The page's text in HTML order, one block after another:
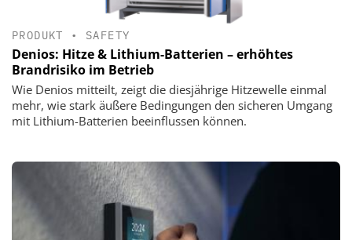
PRODUKT • SAFETY
Denios: Hitze & Lithium-Batterien – erhöhtes
Brandrisiko im Betrieb
Wie Denios mitteilt, zeigt die diesjährige Hitzewelle einmal
mehr, wie stark äußere Bedingungen den sicheren Umgang
mit Lithium-Batterien beeinflussen können.